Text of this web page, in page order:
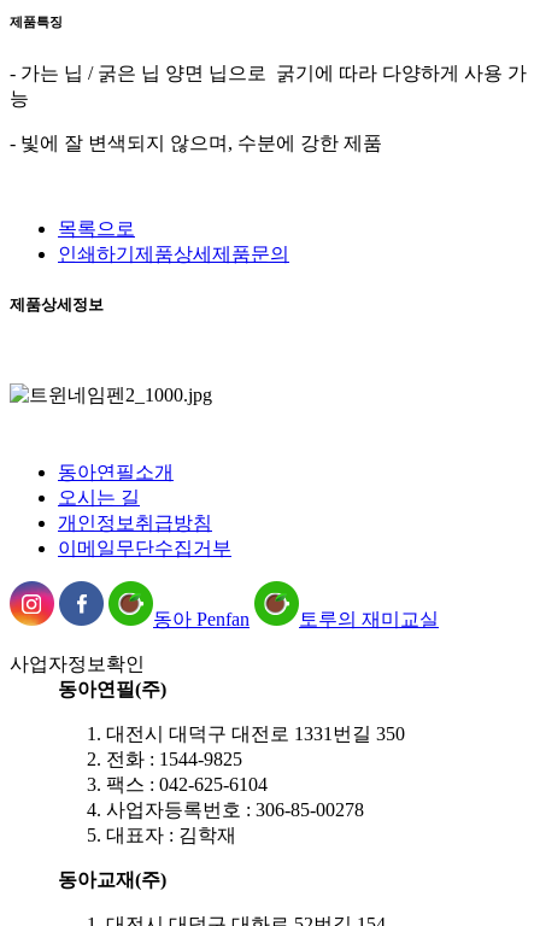
제품특징
- 가는 닙 / 굵은 닙 양면 닙으로 굵기에 따라 다양하게 사용 가
능
- 빛에 잘 변색되지 않으며, 수분에 강한 제품
목록으로
인쇄하기 제품상세 제품문의
제품상세정보
동아연필소개
오시는 길
개인정보취급방침
이메일무단수집거부
동아 Penfan 토루의 재미교실
사업자정보확인
동아연필(주)
대전시 대덕구 대전로 1331번길 350
전화 : 1544-9825
팩스 : 042-625-6104
사업자등록번호 : 306-85-00278
대표자 : 김학재
동아교재(주)